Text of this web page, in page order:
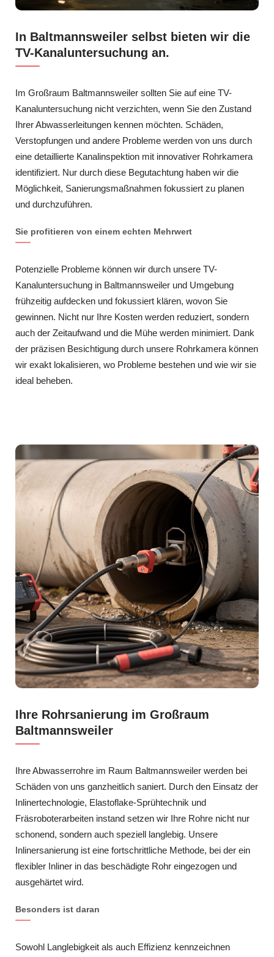
In Baltmannsweiler selbst bieten wir die
TV-Kanaluntersuchung an.
Im Großraum Baltmannsweiler sollten Sie auf eine TV-
Kanaluntersuchung nicht verzichten, wenn Sie den Zustand
Ihrer Abwasserleitungen kennen möchten. Schäden,
Verstopfungen und andere Probleme werden von uns durch
eine detaillierte Kanalinspektion mit innovativer Rohrkamera
identifiziert. Nur durch diese Begutachtung haben wir die
Möglichkeit, Sanierungsmaßnahmen fokussiert zu planen
und durchzuführen.
Sie profitieren von einem echten Mehrwert
Potenzielle Probleme können wir durch unsere TV-
Kanaluntersuchung in Baltmannsweiler und Umgebung
frühzeitig aufdecken und fokussiert klären, wovon Sie
gewinnen. Nicht nur Ihre Kosten werden reduziert, sondern
auch der Zeitaufwand und die Mühe werden minimiert. Dank
der präzisen Besichtigung durch unsere Rohrkamera können
wir exakt lokalisieren, wo Probleme bestehen und wie wir sie
ideal beheben.
Ihre Rohrsanierung im Großraum
Baltmannsweiler
Ihre Abwasserrohre im Raum Baltmannsweiler werden bei
Schäden von uns ganzheitlich saniert. Durch den Einsatz der
Inlinertechnologie, Elastoflake-Sprühtechnik und
Fräsroboterarbeiten instand setzen wir Ihre Rohre nicht nur
schonend, sondern auch speziell langlebig. Unsere
Inlinersanierung ist eine fortschrittliche Methode, bei der ein
flexibler Inliner in das beschädigte Rohr eingezogen und
ausgehärtet wird.
Besonders ist daran
Sowohl Langlebigkeit als auch Effizienz kennzeichnen